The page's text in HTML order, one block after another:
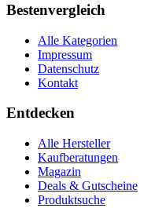
Bestenvergleich
Alle Kategorien
Impressum
Datenschutz
Kontakt
Entdecken
Alle Hersteller
Kaufberatungen
Magazin
Deals & Gutscheine
Produktsuche